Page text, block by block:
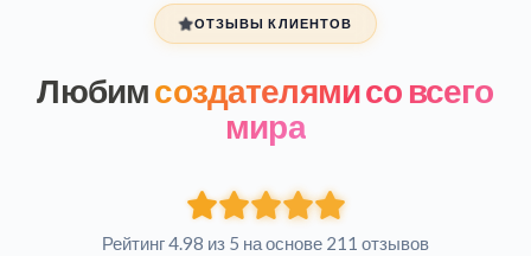
ОТЗЫВЫ КЛИЕНТОВ
Любимсоздателями со всего
мира
Рейтинг 4.98 из 5 на основе 211 отзывов